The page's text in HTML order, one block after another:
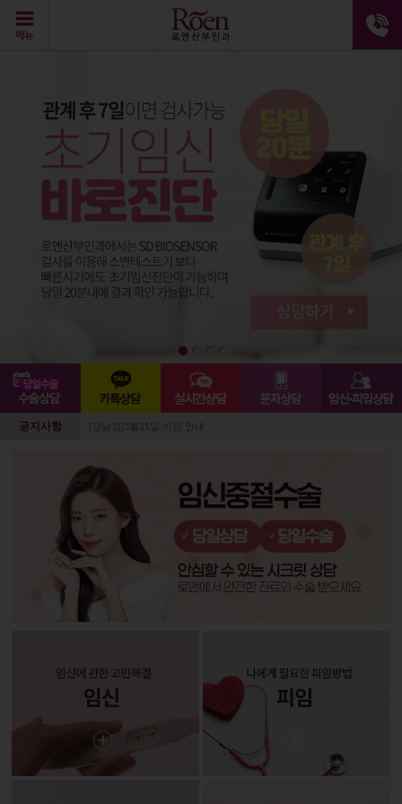
공지사항 [강남점]3월11일 이전 안내